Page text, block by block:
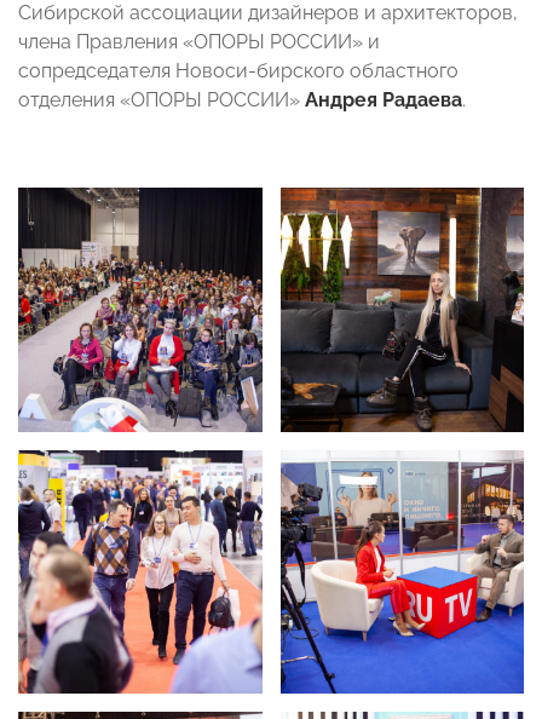
Сибирской ассоциации дизайнеров и архитекторов,
члена Правления «ОПОРЫ РОССИИ» и
сопредседателя Новоси-бирского областного
отделения «ОПОРЫ РОССИИ» Андрея Радаева.